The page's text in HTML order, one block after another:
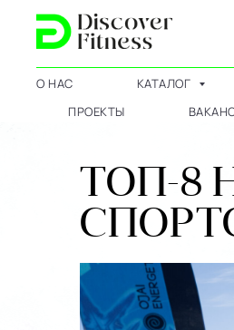
О НАС КАТАЛОГ
ПРОЕКТЫ
ТОП-8